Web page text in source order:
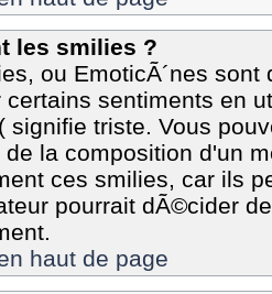
les smilies ?
ou EmoticÃ´nes
certains sentiments en
signifie triste. Vous
de la composition d'un
ces smilies, car ils
pourrait dÃ©cider
haut de page